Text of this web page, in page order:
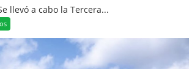
llevó a cabo la Tercera...